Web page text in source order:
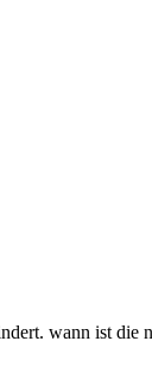
wann ist die